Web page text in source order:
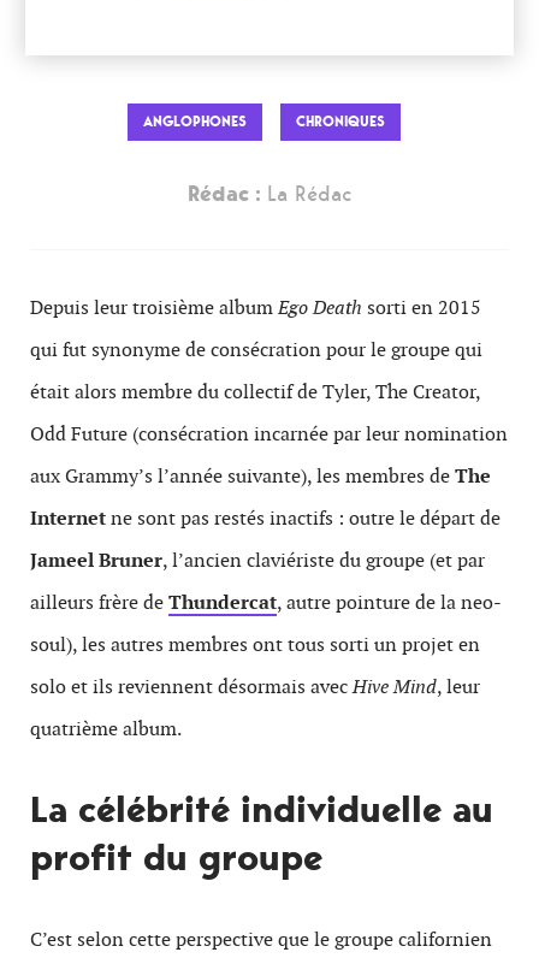
ANGLOPHONES CHRONIQUES
Rédac : La Rédac
Depuis leur troisième albumEgo Death sorti en 2015
qui fut synonyme de consécration pour le groupe qui
était alors membre du collectif de Tyler, The Creator,
Odd Future (consécration incarnée par leur nomination
aux Grammy’s l’année suivante), les membres deThe
Internetne sont pas restés inactifs : outre le départ de
Jameel Bruner, l’ancien claviériste du groupe (et par
ailleurs frère deThundercat, autre pointure de la neo-
soul), les autres membres ont tous sorti un projet en
solo et ils reviennent désormais avecHive Mind, leur
quatrième album.
La célébrité individuelle au
profit du groupe
C’est selon cette perspective que le groupe californien